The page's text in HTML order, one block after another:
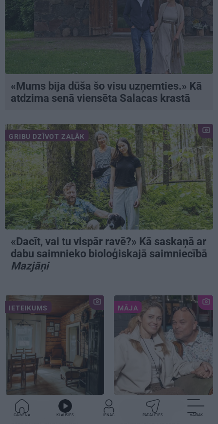
«Mums bija dūša šo visu uzņemties.» Kā
atdzima senā viensēta Salacas krastā
GRIBU DZĪVOT ZAĻĀK
«Dacīt, vai tu vispār ravē?» Kā saskaņā ar
dabu saimnieko bioloģiskajā saimniecībā
Mazjāņi
IETEIKUMS
Praktiski, gardi un
iedvesmojoši: pieci
MĀJA
CIEMOS:Kā Elmārs
Tannis ar sievu
GALVENĀ KLAUSIES IENĀC PADALĪTIES VAIRĀK